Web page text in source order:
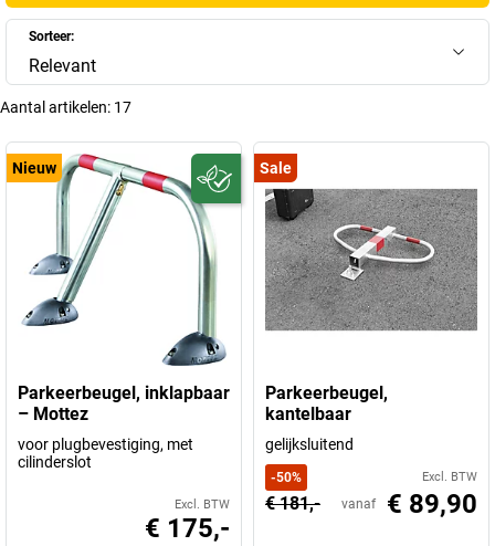
Sorteer:
Relevant
Aantal artikelen: 17
Nieuw
Parkeerbeugel, inklapbaar
– Mottez
voor plugbevestiging, met
cilinderslot
Excl. BTW
€ 175,-
Sale
Parkeerbeugel,
kantelbaar
gelijksluitend
-50% Excl. BTW
€ 181,- vanaf € 89,90